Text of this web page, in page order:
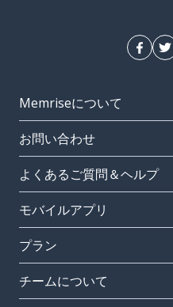
Memriseについて
お問い合わせ
よくあるご質問＆ヘルプ
モバイルアプリ
プラン
チームについて